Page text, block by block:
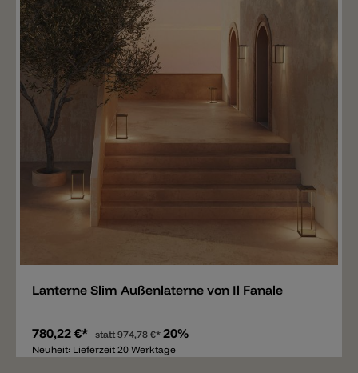
Lanterne Slim Außenlaterne von Il Fanale
780,22 €* statt974,78 €* 20%
Neuheit: Lieferzeit 20 Werktage